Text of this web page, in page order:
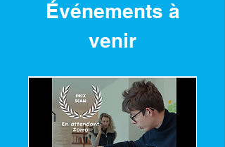
Événements à
venir